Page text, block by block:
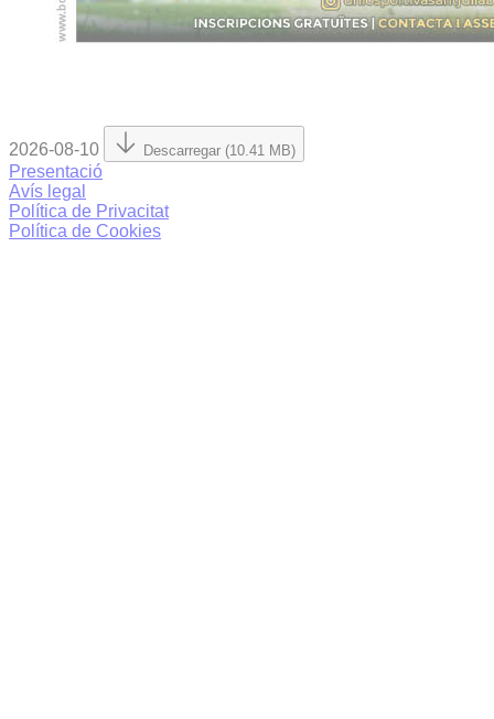
2026-08-10 Descarregar (10.41 MB)
Presentació
Avís legal
Política de Privacitat
Política de Cookies